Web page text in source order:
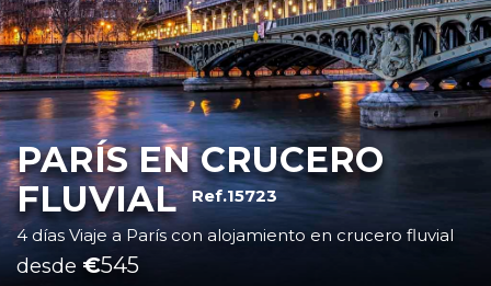
PARÍS EN CRUCERO
FLUVIAL Ref.15723
4 días Viaje a París con alojamiento en crucero fluvial
desde €545